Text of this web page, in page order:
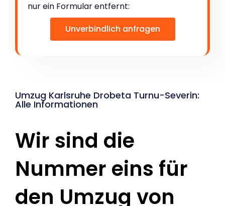
nur ein Formular entfernt:
Unverbindlich anfragen
Umzug Karlsruhe Drobeta Turnu-Severin:
Alle Informationen
Wir sind die
Nummer eins für
den Umzug von